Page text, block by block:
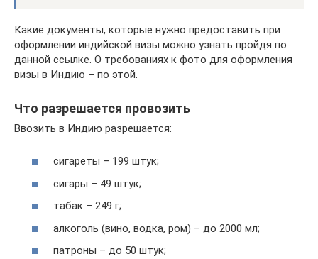
Какие документы, которые нужно предоставить при
оформлении индийской визы можно узнать пройдя по
данной ссылке. О требованиях к фото для оформления
визы в Индию – по этой.
Что разрешается провозить
Ввозить в Индию разрешается:
сигареты – 199 штук;
сигары – 49 штук;
табак – 249 г;
алкоголь (вино, водка, ром) – до 2000 мл;
патроны – до 50 штук;